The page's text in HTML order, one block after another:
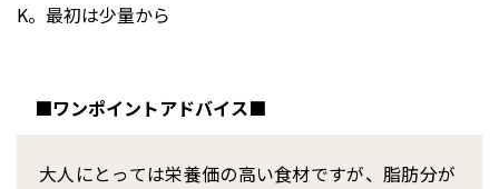
K。最初は少量から
■ワンポイントアドバイス■
大人にとっては栄養価の高い食材ですが、脂肪分が